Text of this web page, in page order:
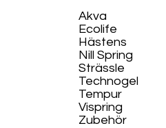
Akva
Ecolife​
Hästens
Nill Spring
Strässle
Technogel
Tempur
Vispring
Zubehör